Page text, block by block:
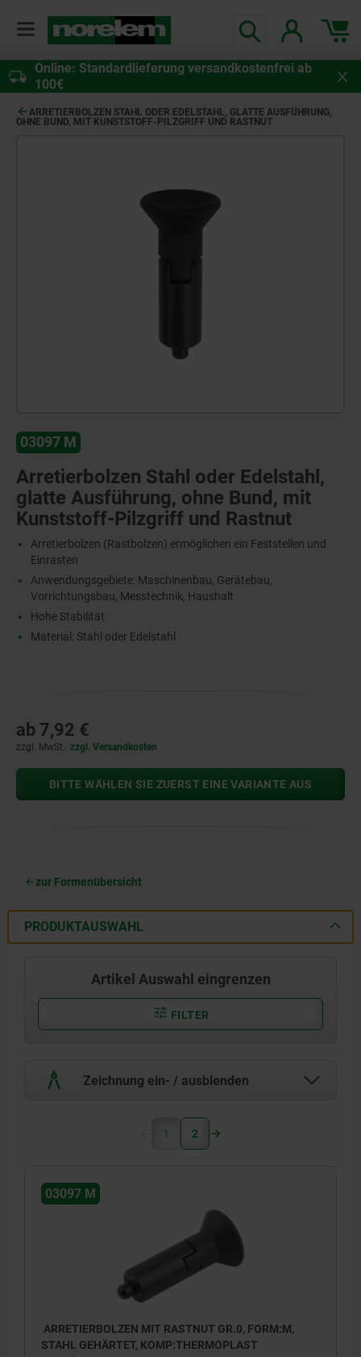
Online: Standardlieferung versandkostenfrei ab
100€
ARRETIERBOLZEN STAHL ODER EDELSTAHL, GLATTE AUSFÜHRUNG,
OHNE BUND, MIT KUNSTSTOFF-PILZGRIFF UND RASTNUT
03097 M
Arretierbolzen Stahl oder Edelstahl,
glatte Ausführung, ohne Bund, mit
Kunststoff-Pilzgriff und Rastnut
Arretierbolzen (Rastbolzen) ermöglichen ein Feststellen und
Einrasten
Anwendungsgebiete: Maschinenbau, Gerätebau,
Vorrichtungsbau, Messtechnik, Haushalt
Hohe Stabilität
Material: Stahl oder Edelstahl
ab 7,92 €
zzgl. MwSt. zzgl. Versandkosten
BITTE WÄHLEN SIE ZUERST EINE VARIANTE AUS
zur Formenübersicht
PRODUKTAUSWAHL
Artikel Auswahl eingrenzen
FILTER
Zeichnung ein- / ausblenden
1 2
03097 M
ARRETIERBOLZEN MIT RASTNUT GR.0, FORM:M,
STAHL GEHÄRTET, KOMP:THERMOPLAST